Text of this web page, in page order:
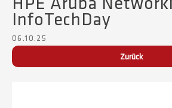
HPE Aruba
InfoTechDay
06.10.25
Zurück